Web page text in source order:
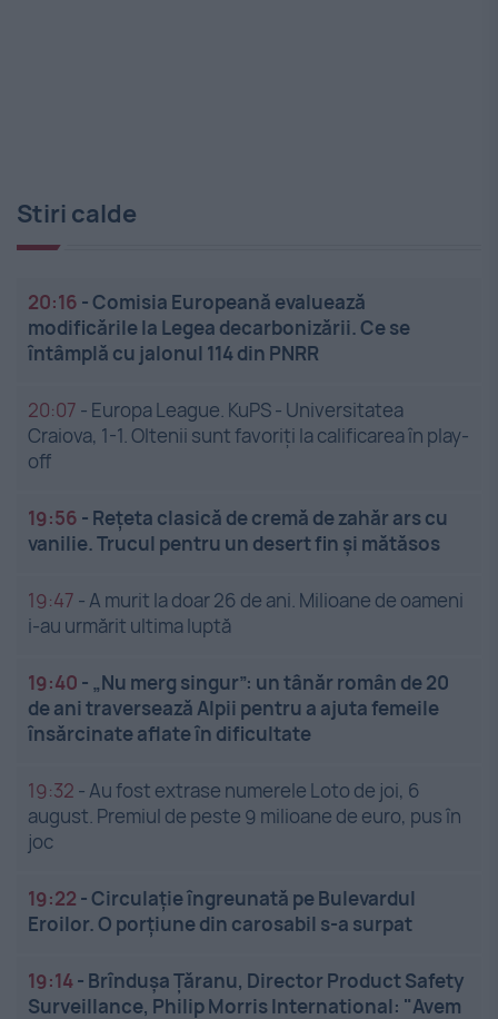
Stiri calde
20:16 -Comisia Europeană evaluează
modificările la Legea decarbonizării. Ce se
întâmplă cu jalonul 114 din PNRR
20:07 - Europa League. KuPS - Universitatea
Craiova, 1-1. Oltenii sunt favoriți la calificarea în play-
off
19:56 - Rețeta clasică de cremă de zahăr ars cu
vanilie. Trucul pentru un desert fin și mătăsos
19:47 -A murit la doar 26 de ani. Milioane de oameni
i-au urmărit ultima luptă
19:40 - „Nu merg singur”: un tânăr român de 20
de ani traversează Alpii pentru a ajuta femeile
însărcinate aflate în dificultate
19:32 -Au fost extrase numerele Loto de joi, 6
august. Premiul de peste 9 milioane de euro, pus în
joc
19:22 -Circulație îngreunată pe Bulevardul
Eroilor. O porțiune din carosabil s-a surpat
19:14- Brîndușa Țăranu, Director Product Safety
Surveillance, Philip Morris International: "Avem